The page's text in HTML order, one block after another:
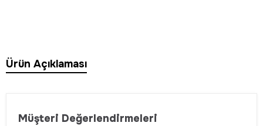
Ürün Açıklaması
Müşteri Değerlendirmeleri